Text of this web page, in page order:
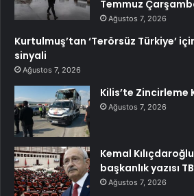
Temmuz
Ağustos 7, 2026
Kurtulmuş’tan ‘Terörsüz Türkiye’
sinyali
Ağustos 7, 2026
Kilis’te Zincirleme
Ağustos 7, 2026
Kemal
başkanlık yazısı
Ağustos 7, 2026